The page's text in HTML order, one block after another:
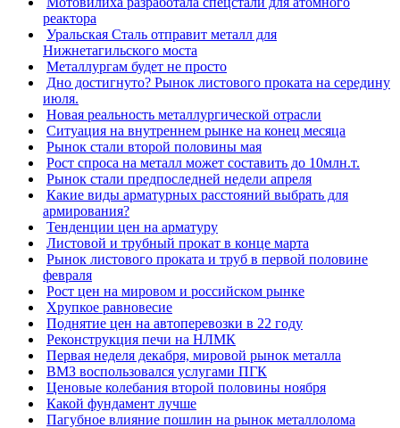
реактора
Уральская Сталь отправит металл для
Нижнетагильского моста
Металлургам будет не просто
Дно достигнуто? Рынок листового проката на середину
июля.
Новая реальность металлургической отрасли
Ситуация на внутреннем рынке на конец месяца
Рынок стали второй половины мая
Рост спроса на металл может составить до 10млн.т.
Рынок стали предпоследней недели апреля
Какие виды арматурных расстояний выбрать для
армирования?
Тенденции цен на арматуру
Листовой и трубный прокат в конце марта
Рынок листового проката и труб в первой половине
февраля
Рост цен на мировом и российском рынке
Хрупкое равновесие
Поднятие цен на автоперевозки в 22 году
Реконструкция печи на НЛМК
Первая неделя декабря, мировой рынок металла
ВМЗ воспользовался услугами ПГК
Ценовые колебания второй половины ноября
Какой фундамент лучше
Пагубное влияние пошлин на рынок металлолома